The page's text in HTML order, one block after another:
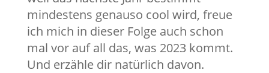
mindestens genauso cool wird, freue
ich mich in dieser Folge auch schon
mal vor auf all das, was 2023 kommt.
Und erzähle dir natürlich davon.